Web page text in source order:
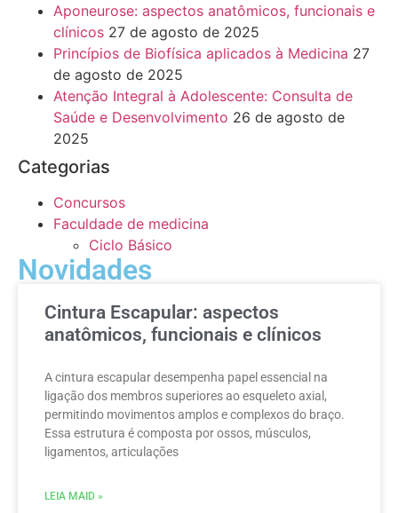
Aponeurose: aspectos anatômicos, funcionais e
clínicos 27 de agosto de 2025
Princípios de Biofísica aplicados à Medicina 27
de agosto de 2025
Atenção Integral à Adolescente: Consulta de
Saúde e Desenvolvimento 26 de agosto de
2025
Categorias
Concursos
Faculdade de medicina
Ciclo Básico
Novidades
Cintura Escapular: aspectos
anatômicos, funcionais e clínicos
A cintura escapular desempenha papel essencial na
ligação dos membros superiores ao esqueleto axial,
permitindo movimentos amplos e complexos do braço.
Essa estrutura é composta por ossos, músculos,
ligamentos, articulações
LEIA MAID »